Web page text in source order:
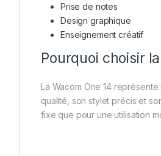
Prise de notes
Design graphique
Enseignement créatif
Pourquoi choisir
La Wacom One 14
qualité, son stylet précis et
fixe que pour une utilisation